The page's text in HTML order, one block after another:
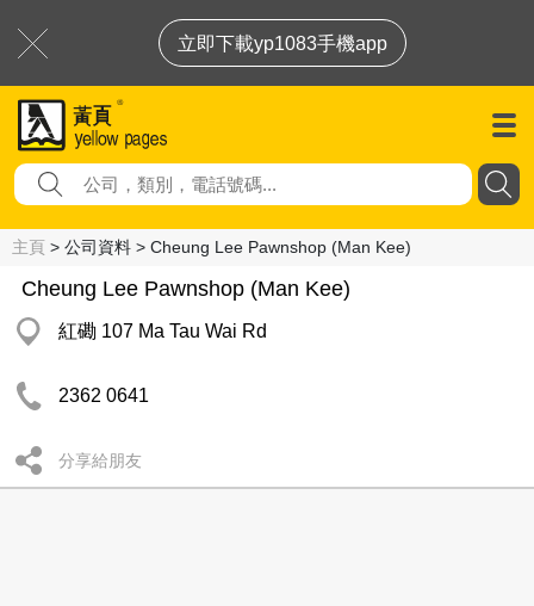
立即下載yp1083手機app
主頁 > 公司資料 > Cheung Lee Pawnshop (Man Kee)
Cheung Lee Pawnshop (Man Kee)
紅磡 107 Ma Tau Wai Rd
2362 0641
分享給朋友